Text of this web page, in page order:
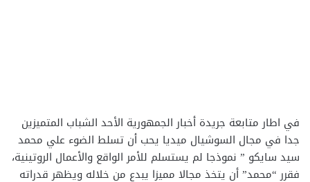
في اطار متابعة جريدة أخبار الجمهورية الأحد الشباب المتميزين
جدا في مجال السوشيال ميديا يحب أن تسلط الضوء علي محمد
سيد سايكو ” نموذجا لم يستسلم للأمر الواقع والأعمال الروتينية،
فقرر “محمد” أن يتخذ مجالا مميزا يبدع من خلاله ويظهر قدراته